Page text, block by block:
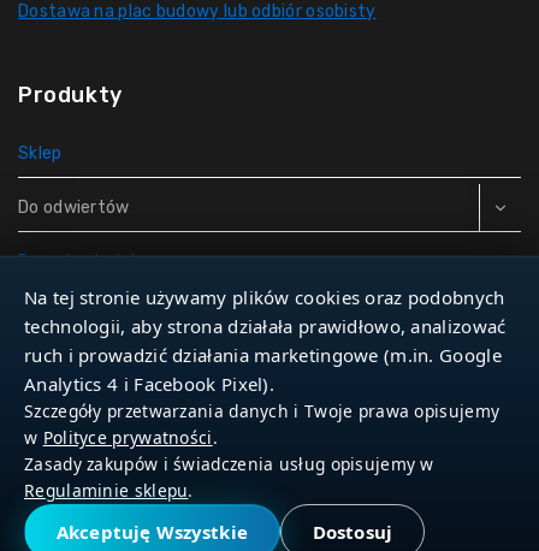
Dostawa na plac budowy lub odbiór osobisty
Produkty
Sklep
Do odwiertów
Rury do studni
Zbiorniki hydroforowe
Narzędzia
© 2026 Dla Studniarza
Na tej stronie używamy plików cookies oraz podobnych
technologii, aby strona działała prawidłowo, analizować
ruch i prowadzić działania marketingowe (m.in. Google
Analytics 4 i Facebook Pixel).
Szczegóły przetwarzania danych i Twoje prawa opisujemy
w Polityce prywatności.
Zasady zakupów i świadczenia usług opisujemy w
Regulaminie sklepu.
Akceptuję Wszystkie Dostosuj